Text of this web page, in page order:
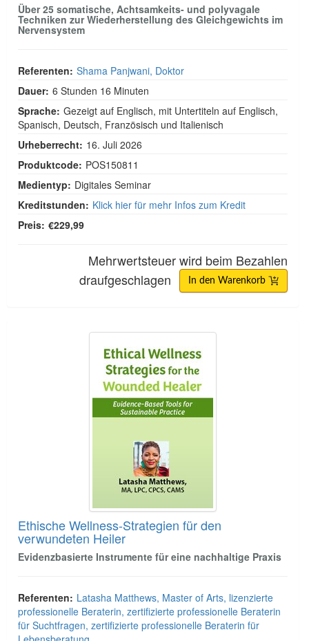
Über 25 somatische, Achtsamkeits- und polyvagale
Techniken zur Wiederherstellung des Gleichgewichts im
Nervensystem
Referenten: Shama Panjwani, Doktor
Dauer: 6 Stunden 16 Minuten
Sprache: Gezeigt auf Englisch, mit Untertiteln auf Englisch,
Spanisch, Deutsch, Französisch und Italienisch
Urheberrecht: 16. Juli 2026
Produktcode: POS150811
Medientyp: Digitales Seminar
Kreditstunden: Klick hier für mehr Infos zum Kredit
Preis: €229,99
Mehrwertsteuer wird beim Bezahlen
draufgeschlagen
In den Warenkorb
Ethische Wellness-Strategien für den
Ethische Wellness-Strategien für den
verwundeten Heiler
Evidenzbasierte Instrumente für eine nachhaltige Praxis
Referenten: Latasha Matthews, Master of Arts, lizenzierte
professionelle Beraterin, zertifizierte professionelle Beraterin
für Suchtfragen, zertifizierte professionelle Beraterin für